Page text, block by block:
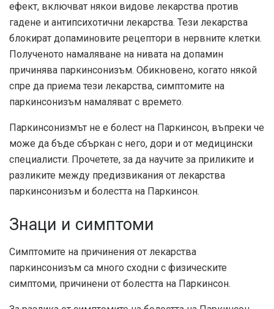
ефект, включват някои видове лекарства против
гадене и антипсихотични лекарства. Тези лекарства
блокират допаминовите рецептори в нервните клетки.
Полученото намаляване на нивата на допамин
причинява паркинсонизъм. Обикновено, когато някой
спре да приема тези лекарства, симптомите на
паркинсонизъм намаляват с времето.
Паркинсонизмът не е болест на Паркинсон, въпреки че
може да бъде сбъркан с него, дори и от медицински
специалисти. Прочетете, за да научите за приликите и
разликите между предизвикания от лекарства
паркинсонизъм и болестта на Паркинсон.
Знаци и симптоми
Симптомите на причинения от лекарства
паркинсонизъм са много сходни с физическите
симптоми, причинени от болестта на Паркинсон.